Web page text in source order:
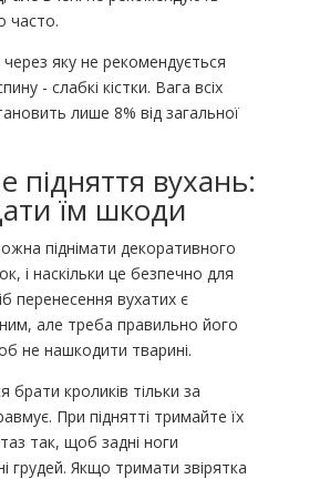
часто.
яку не рекомендується
- слабкі кістки. Вага всіх
лише 8% від загальної
підняття вухань:
їм шкоди
піднімати декоративного
і наскільки це безпечно для
перенесення вухатих є
але треба правильно його
не нашкодити тварині.
брати кроликів тільки за
При піднятті тримайте їх
так, щоб задні ноги
грудей. Якщо тримати звірятка